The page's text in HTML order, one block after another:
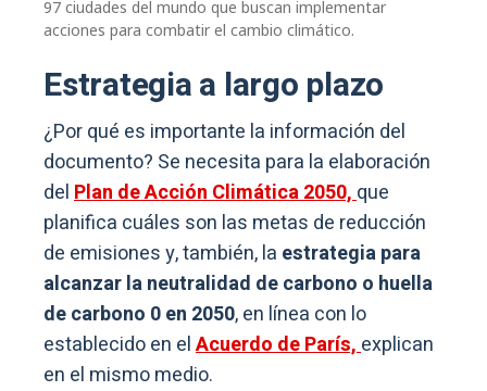
97 ciudades del mundo que buscan implementar
acciones para combatir el cambio climático.
Estrategia a largo plazo
¿Por qué es importante la información del
documento? Se necesita para la elaboración
delPlan de Acción Climática 2050,que
planifica cuáles son las metas de reducción
de emisiones y, también, la estrategia para
alcanzar la neutralidad de carbono o huella
de carbono 0 en 2050, en línea con lo
establecido en elAcuerdo de París, explican
en el mismo medio.